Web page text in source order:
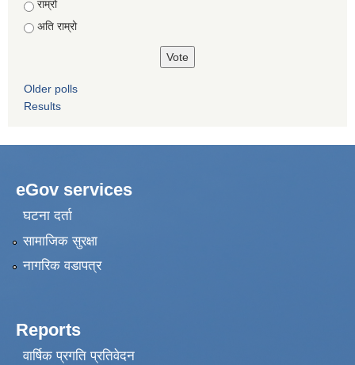
राम्रो
अति राम्रो
Older polls
Results
eGov services
घटना दर्ता
सामाजिक सुरक्षा
नागरिक वडापत्र
Reports
वार्षिक प्रगति प्रतिवेदन